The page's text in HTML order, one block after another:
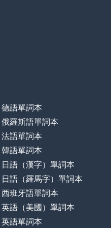
德語單詞本
俄羅斯語單詞本
法語單詞本
韓語單詞本
日語（漢字）單詞本
日語（羅馬字）單詞本
西班牙語單詞本
英語（美國）單詞本
英語單詞本